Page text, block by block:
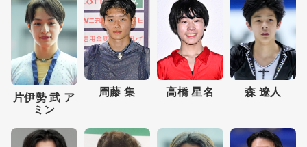
片伊勢 武 ア
ミン
周藤 集 高橋 星名 森 遼人